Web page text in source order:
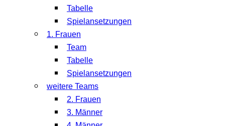
Tabelle
Spielansetzungen
1. Frauen
Team
Tabelle
Spielansetzungen
weitere Teams
2. Frauen
3. Männer